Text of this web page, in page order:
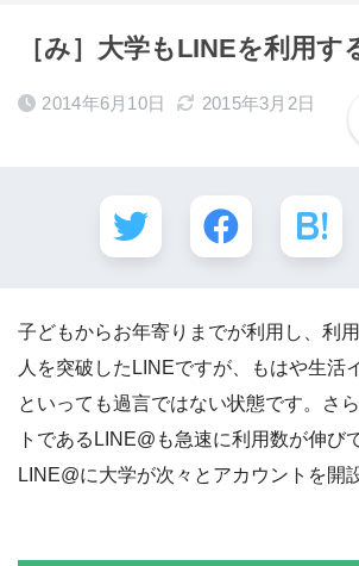
［み］大学もLINEを利用す
2014年6月10日 2015年3月2日
子どもからお年寄りまでが利用し、利
人を突破したLINEですが、もはや生活
といっても過言ではない状態です。さ
トであるLINE@も急速に利用数が伸び
LINE@に大学が次々とアカウントを開